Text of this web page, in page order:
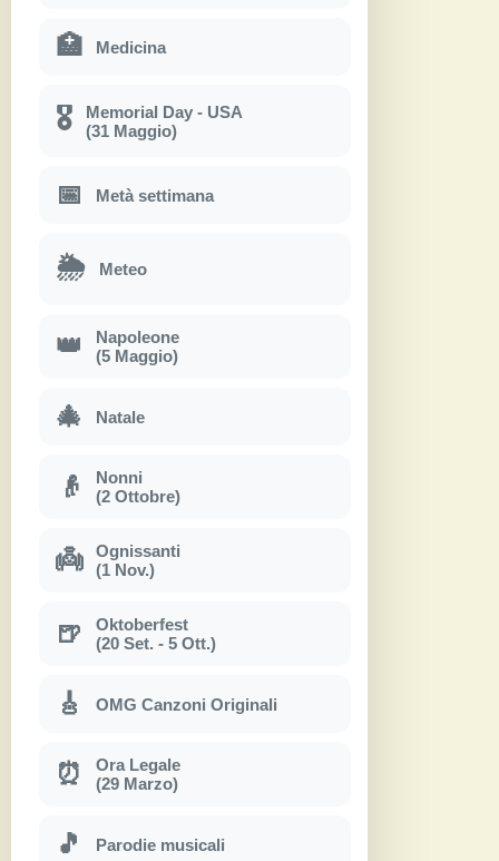
🏥 Medicina
🎖
Memorial Day - USA
(31 Maggio)
📅 Metà settimana
🌦 Meteo
👑
Napoleone
(5 Maggio)
🎄 Natale
👴
Nonni
(2 Ottobre)
👼
Ognissanti
(1 Nov.)
🍺
Oktoberfest
(20 Set. - 5 Ott.)
🎸 OMG Canzoni Originali
⏰
Ora Legale
(29 Marzo)
🎵 Parodie musicali